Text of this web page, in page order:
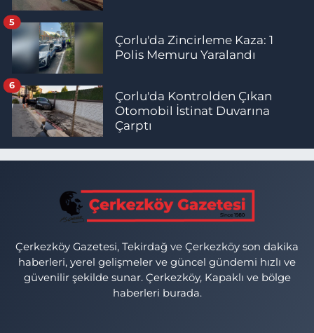
Çorlu'da Zincirleme Kaza: 1
Polis Memuru Yaralandı
5
Çorlu'da Kontrolden Çıkan
Otomobil İstinat Duvarına
Çarptı
6
Çerkezköy Gazetesi, Tekirdağ ve Çerkezköy son dakika
haberleri, yerel gelişmeler ve güncel gündemi hızlı ve
güvenilir şekilde sunar. Çerkezköy, Kapaklı ve bölge
haberleri burada.